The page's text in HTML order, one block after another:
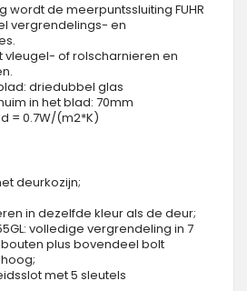
de meerpuntssluiting FUHR
vergrendelings- en
vleugel- of rolscharnieren en
driedubbel glas
in het blad: 70mm
= 0.7W/(m2*K)
deurkozijn;
in dezelfde kleur als de deur;
volledige vergrendeling in 7
plus bovendeel bolt
met 5 sleutels